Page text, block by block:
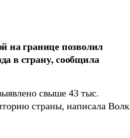
на границе позволил
в страну, сообщила
свыше 43 тыс.
страны, написала Волк